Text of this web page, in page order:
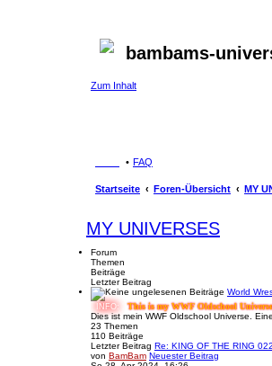
bambams-
Zum Inhalt
FAQ
Startseite Foren-Übersicht MY
MY UNIVERSES
Forum
Themen
Beiträge
Letzter Beitrag
World
INFO:
This is my WWF Oldschool
Dies ist mein WWF Oldschool Universe.
23 Themen
110 Beiträge
Letzter Beitrag Re: KING OF THE RING
von BamBam Neuester Beitrag